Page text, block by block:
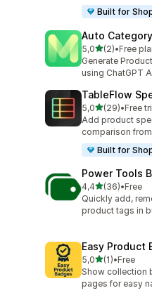
Built for
Auto
5,0/ 5 tähteä
(2)
2 arvostelua
•Free
Generate
using ChatGPT
TableFlow
5,0/ 5 tähteä
(29)
29 arvostelua
•Free
Add product
comparison
Built for
Power Tools
4,4/ 5 tähteä
(36)
36 arvostelua
•Free
Quickly add,
product tags in
Easy Product
5,0/ 5 tähteä
(1)
1 arvostelua
•Free
Show collection
pages for easy